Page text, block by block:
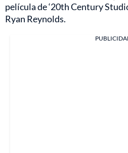
película de ‘20th Century
Ryan Reynolds.